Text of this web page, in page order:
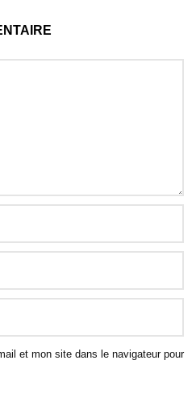
et mon site dans le navigateur pour